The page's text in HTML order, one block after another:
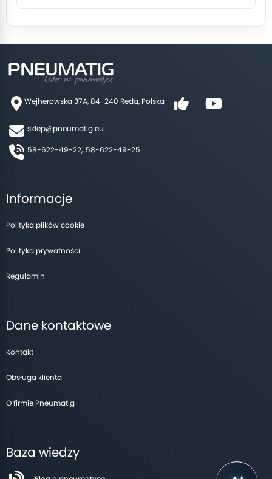
Wejherowska 37A, 84-240 Reda, Polska
sklep@pneumatig.eu
58-622-49-22, 58-622-49-25
Informacje
Polityka plików cookie
Polityka prywatności
Regulamin
Dane kontaktowe
Kontakt
Obsługa klienta
O firmie Pneumatig
Baza wiedzy